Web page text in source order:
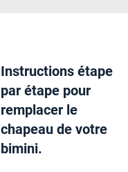
Instructions étape
par étape pour
remplacer le
chapeau de votre
bimini.